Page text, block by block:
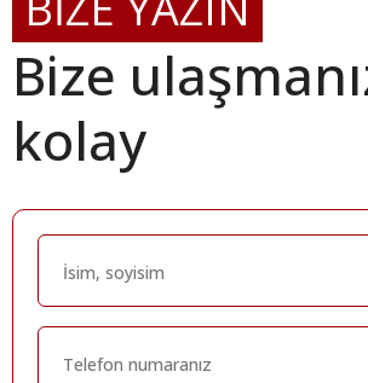
Bize
kolay